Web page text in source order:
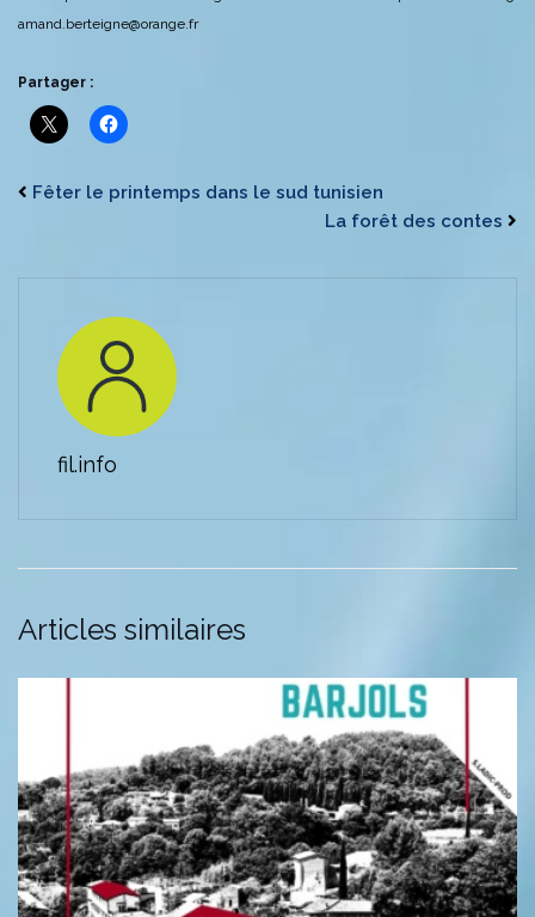
amand.berteigne@orange.fr
Partager :
Fêter le printemps dans le sud tunisien
La forêt des contes
fil.info
Articles similaires